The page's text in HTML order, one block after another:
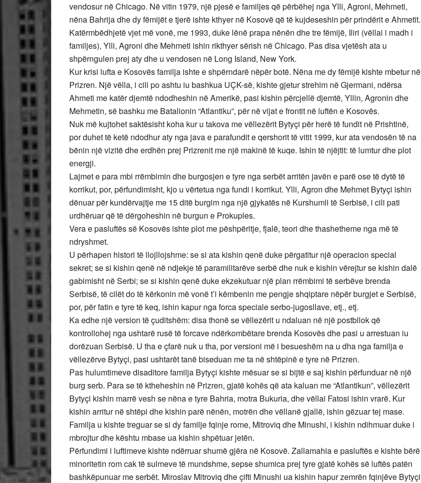
vendosur në Chicago. Në vitin 1979, një pjesë e familjes që përbëhej nga Ylli, Agroni, Mehmeti,
nëna Bahrija dhe dy fëmijët e tjerë ishte kthyer në Kosovë që të kujdeseshin për prindërit e Ahmetit.
Katërmbëdhjetë vjet më vonë, me 1993, duke lënë prapa nënën dhe tre fëmijë, Iliri (vëllai i madh i
familjes), Ylli, Agroni dhe Mehmeti ishin rikthyer sërish në Chicago. Pas disa vjetësh ata u
shpërngulen prej aty dhe u vendosen në Long Island, New York.
Kur krisi lufta e Kosovës familja ishte e shpërndarë nëpër botë. Nëna me dy fëmijë kishte mbetur në
Prizren. Një vëlla, i cili po ashtu iu bashkua UÇK-së, kishte gjetur strehim në Gjermani, ndërsa
Ahmeti me katër djemtë ndodheshin në Amerikë, pasi kishin përcjellë djemtë, Yllin, Agronin dhe
Mehmetin, së bashku me Batalionin “Atlantiku”, për në vijat e frontit në luftën e Kosovës.
Nuk më kujtohet saktësisht koha kur u takova me vëllezërit Bytyçi për herë të fundit në Prishtinë,
por duhet të ketë ndodhur aty nga java e parafundit e qershorit të vitit 1999, kur ata vendosën të na
bënin një vizitë dhe erdhën prej Prizrenit me një makinë të kuqe. Ishin të njëjtit: të lumtur dhe plot
energji.
Lajmet e para mbi rrëmbimin dhe burgosjen e tyre nga serbët arritën javën e parë ose të dytë të
korrikut, por, përfundimisht, kjo u vërtetua nga fundi i korrikut. Ylli, Agron dhe Mehmet Bytyçi ishin
dënuar për kundërvajtje me 15 ditë burgim nga një gjykatës në Kurshumli të Serbisë, i cili pati
urdhëruar që të dërgoheshin në burgun e Prokuples.
Vera e pasluftës së Kosovës ishte plot me pëshpëritje, fjalë, teori dhe thashetheme nga më të
ndryshmet.
U përhapen histori të llojllojshme: se si ata kishin qenë duke përgatitur një operacion special
sekret; se si kishin qenë në ndjekje të paramilitarëve serbë dhe nuk e kishin vërejtur se kishin dalë
gabimisht në Serbi; se si kishin qenë duke ekzekutuar një plan rrëmbimi të serbëve brenda
Serbisë, të cilët do të kërkonin më vonë t’i këmbenin me pengje shqiptare nëpër burgjet e Serbisë,
por, për fatin e tyre të keq, ishin kapur nga forca speciale serbo-jugosllave, etj., etj.
Ka edhe një version të çuditshëm: disa thonë se vëllezërit u ndaluan në një postbllok që
kontrollohej nga ushtarë rusë të forcave ndërkombëtare brenda Kosovës dhe pasi u arrestuan iu
dorëzuan Serbisë. U tha e çfarë nuk u tha, por versioni më i besueshëm na u dha nga familja e
vëllezërve Bytyçi, pasi ushtarët tanë biseduan me ta në shtëpinë e tyre në Prizren.
Pas hulumtimeve disaditore familja Bytyçi kishte mësuar se si bijtë e saj kishin përfunduar në një
burg serb. Para se të ktheheshin në Prizren, gjatë kohës që ata kaluan me “Atlantikun”, vëllezërit
Bytyçi kishin marrë vesh se nëna e tyre Bahria, motra Bukuria, dhe vëllai Fatosi ishin vrarë. Kur
kishin arritur në shtëpi dhe kishin parë nënën, motrën dhe vëllanë gjallë, ishin gëzuar tej mase.
Familja u kishte treguar se si dy familje fqinje rome, Mitroviq dhe Minushi, i kishin ndihmuar duke i
mbrojtur dhe kështu mbase ua kishin shpëtuar jetën.
Përfundimi i luftimeve kishte ndërruar shumë gjëra në Kosovë. Zallamahia e pasluftës e kishte bërë
minoritetin rom cak të sulmeve të mundshme, sepse shumica prej tyre gjatë kohës së luftës patën
bashkëpunuar me serbët. Miroslav Mitroviq dhe çifti Minushi ua kishin hapur zemrën fqinjëve Bytyçi